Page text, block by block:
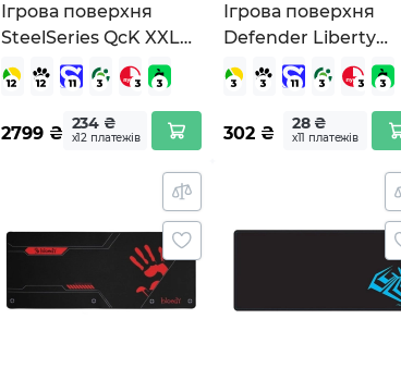
Ігрова поверхня
SteelSeries QcK XXL
CS2 Edition Dragon
Lore (63448)
2799₴ 234 ₴
х12 платежів
Ігрова поверхня
Defender Liberty
(50562)
302₴ 28 ₴
х11 платежів